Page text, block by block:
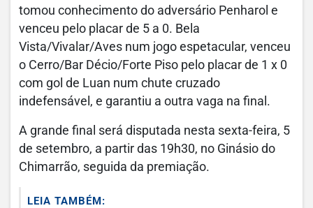
tomou conhecimento do adversário Penharol e
venceu pelo placar de 5 a 0. Bela
Vista/Vivalar/Aves num jogo espetacular, venceu
o Cerro/Bar Décio/Forte Piso pelo placar de 1 x 0
com gol de Luan num chute cruzado
indefensável, e garantiu a outra vaga na final.
A grande final será disputada nesta sexta-feira, 5
de setembro, a partir das 19h30, no Ginásio do
Chimarrão, seguida da premiação.
LEIA TAMBÉM: